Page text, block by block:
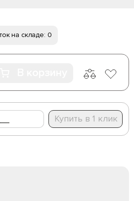
на складе: 0
Купить в 1 клик